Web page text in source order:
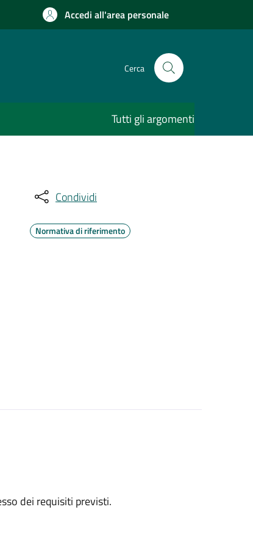
Accedi all'area personale
Cerca
Tutti gli argomenti
Condividi
Normativa di riferimento
dei requisiti previsti.